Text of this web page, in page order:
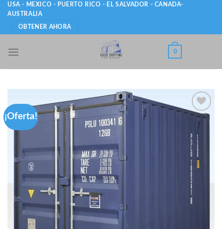
Skip
content
USA - MEXICO - PUERTO RICO - EL SALVADOR - CANADA-
AUSTRALIA
OBTENER AHORA
0
¡Oferta!
Add to
wishlist